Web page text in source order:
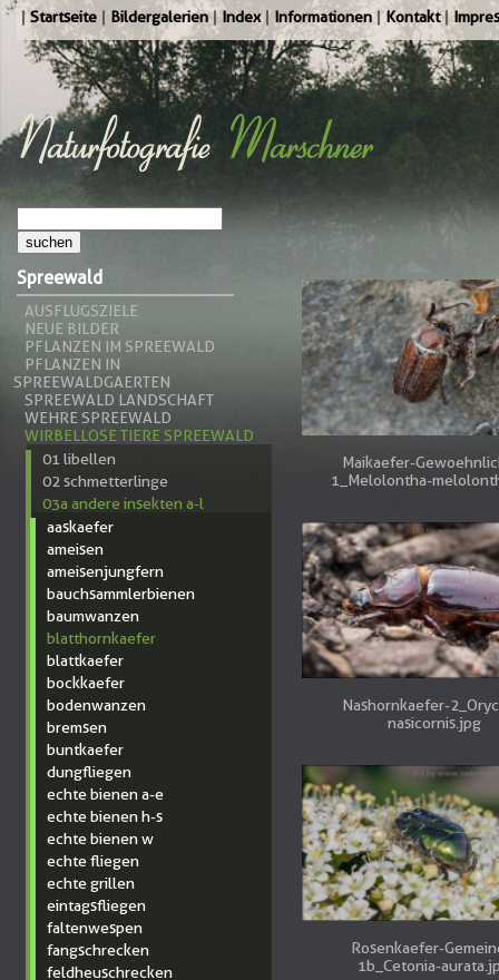
Startseite Bildergalerien Index Informationen Kontakt
Spreewald
AUSFLUGSZIELE
NEUE BILDER
PFLANZEN IM SPREEWALD
PFLANZEN IN
SPREEWALDGAERTEN
SPREEWALD LANDSCHAFT
WEHRE SPREEWALD
WIRBELLOSE TIERE SPREEWALD
01 libellen
02 schmetterlinge
03a andere insekten a-l
aaskaefer
ameisen
ameisenjungfern
bauchsammlerbienen
baumwanzen
blatthornkaefer
blattkaefer
bockkaefer
bodenwanzen
bremsen
buntkaefer
dungfliegen
echte bienen a-e
echte bienen h-s
echte bienen w
echte fliegen
echte grillen
eintagsfliegen
faltenwespen
fangschrecken
feldheuschrecken
Maikaefer-
1_Melolontha-
Nashornkaefer-
nasicornis.jpg
Rosenkaefer-
1b_Cetonia-